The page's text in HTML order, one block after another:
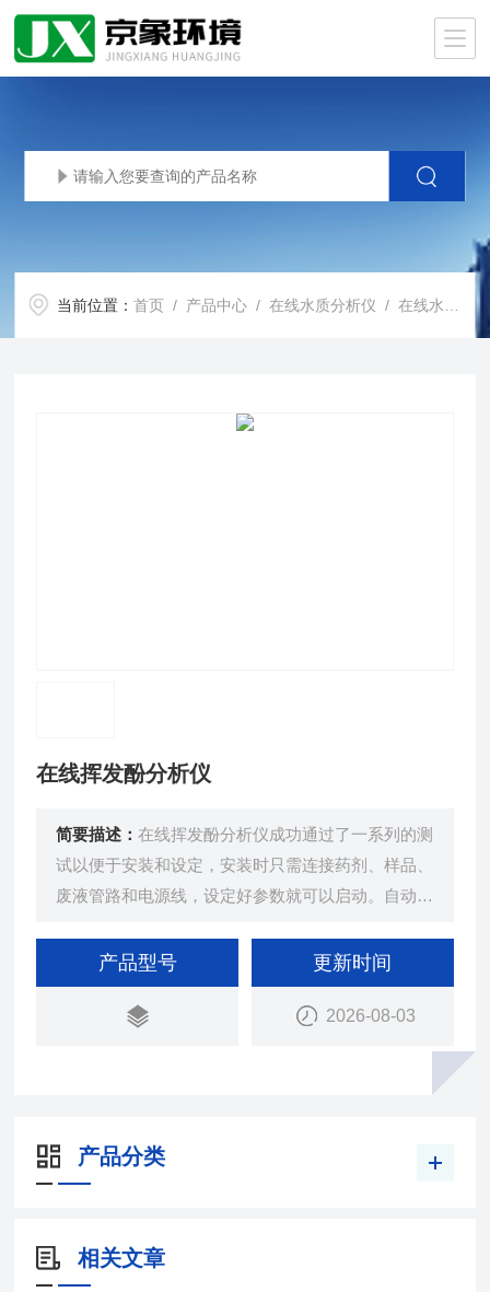
当前位置：首页 / 产品中心 /在线水质分析仪 /在线水质分析仪
在线挥发酚分析仪
简要描述：在线挥发酚分析仪成功通过了一系列的测
试以便于安装和设定，安装时只需连接药剂、样品、
废液管路和电源线，设定好参数就可以启动。自动校
控，低维护量，低运行成本，全自动运行，低药剂消
耗，预备时间短，维护简单，不需特殊的电工培训。
产品型号 更新时间
2026-08-03
产品分类
相关文章